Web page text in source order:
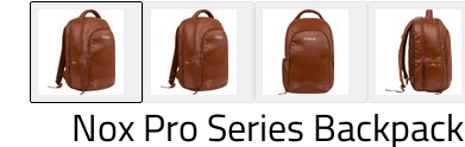
Nox Pro Series Backpack